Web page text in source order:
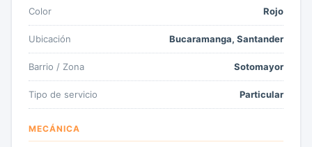
Color Rojo
Ubicación Bucaramanga, Santander
Barrio / Zona Sotomayor
Tipo de servicio Particular
MECÁNICA